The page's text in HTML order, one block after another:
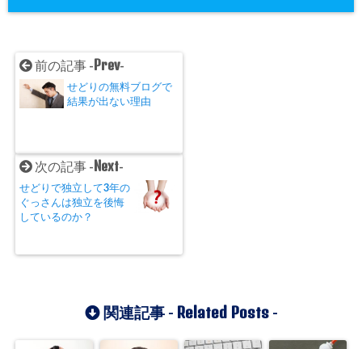
前の記事 -Prev-
せどりの無料ブログで
結果が出ない理由
次の記事 -Next-
せどりで独立して3年の
ぐっさんは独立を後悔
しているのか？
関連記事 - Related Posts-